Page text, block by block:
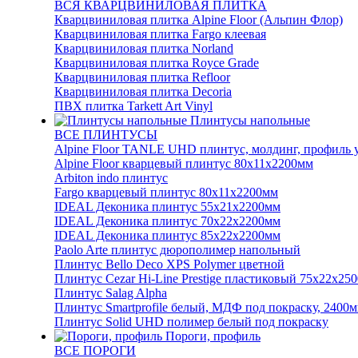
ВСЯ КВАРЦВИНИЛОВАЯ ПЛИТКА
Кварцвиниловая плитка Alpine Floor (Альпин Флор)
Кварцвиниловая плитка Fargo клеевая
Кварцвиниловая плитка Norland
Кварцвиниловая плитка Royce Grade
Кварцвиниловая плитка Refloor
Кварцвиниловая плитка Decoria
ПВХ плитка Tarkett Art Vinyl
Плинтусы напольные
ВСЕ ПЛИНТУСЫ
Alpine Floor TANLE UHD плинтус, молдинг, профиль
Alpine Floor кварцевый плинтус 80х11х2200мм
Arbiton indo плинтус
Fargo кварцевый плинтус 80х11х2200мм
IDEAL Деконика плинтус 55х21х2200мм
IDEAL Деконика плинтус 70х22х2200мм
IDEAL Деконика плинтус 85х22х2200мм
Paolo Arte плинтус дюрополимер напольный
Плинтус Bello Deco XPS Polymer цветной
Плинтус Cezar Hi-Line Prestige пластиковый
Плинтус Salag Alpha
Плинтус Smartprofile белый, МДФ под покраску,
Плинтус Solid UHD полимер белый под покраску
Пороги, профиль
ВСЕ ПОРОГИ